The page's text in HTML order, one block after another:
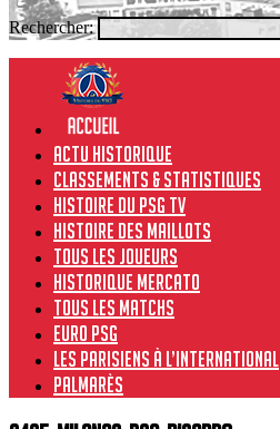
Rechercher:
Actu historique
Classements & Statistiques
Histoire du PSG TV
Histoire des maillots
Tous les joueurs
Historique Mercato
Tous les matchs
Euro PSG
Les Parisiens à l’international
Palmarès